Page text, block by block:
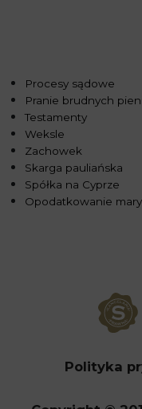
Procesy sądowe
Pranie brudnych
Testamenty
Weksle
Zachowek
Skarga pauliańska
Spółka na Cyprze
Opodatkowanie
Polityka